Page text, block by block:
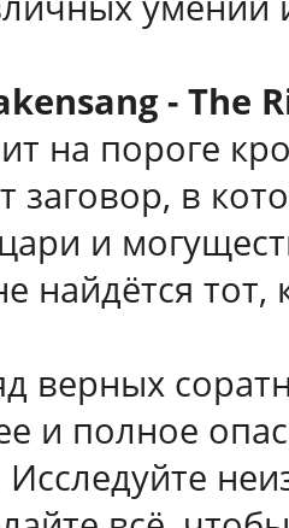
- The
на пороге
заговор, в
и
найдётся
верных
и полное